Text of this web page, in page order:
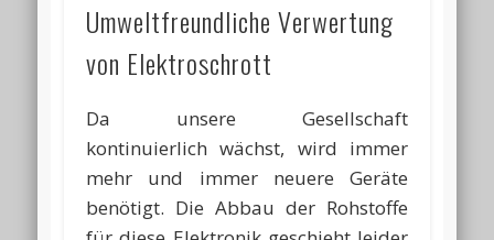
Umweltfreundliche Verwertung
von Elektroschrott
Da unsere Gesellschaft
kontinuierlich wächst, wird immer
mehr und immer neuere Geräte
benötigt. Die Abbau der Rohstoffe